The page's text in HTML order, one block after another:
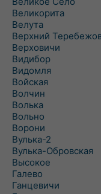
Великорита
Велута
Верхний
Верховичи
Видибор
Видомля
Войская
Волчин
Волька
Вольно
Ворони
Вулька-2
Вулька-Обровская
Высокое
Галево
Ганцевичи